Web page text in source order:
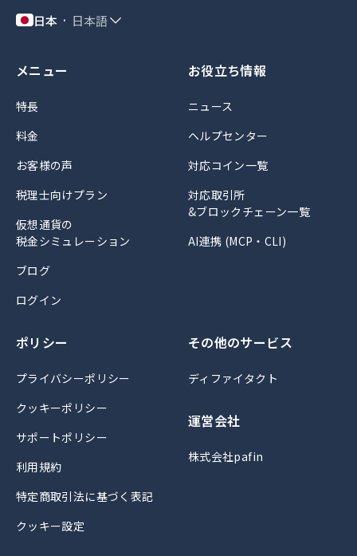
日本 日本語
メニュー
特長
料金
お客様の声
税理士向けプラン
仮想通貨の
税金シミュレーション
ブログ
ログイン
お役立ち情報
ニュース
ヘルプセンター
対応コイン一覧
対応取引所
&ブロックチェーン一覧
AI連携 (MCP・CLI)
ポリシー
プライバシーポリシー
クッキーポリシー
サポートポリシー
利用規約
特定商取引法に基づく表記
クッキー設定
その他のサービス
ディファイタクト
運営会社
株式会社pafin